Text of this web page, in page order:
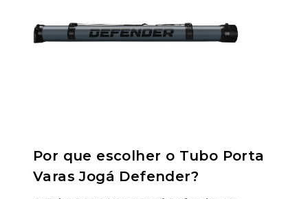
3x deR$99,97
R$299,91
6x deR$51,98
com juros
R$
Por que escolher o Tubo Porta
Varas Jogá Defender?